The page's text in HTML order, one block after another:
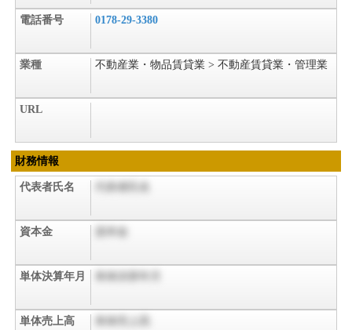
電話番号 0178-29-3380
業種 不動産業・物品賃貸業 > 不動産賃貸業・管理業
URL
財務情報
代表者氏名
資本金
単体決算年月
単体売上高